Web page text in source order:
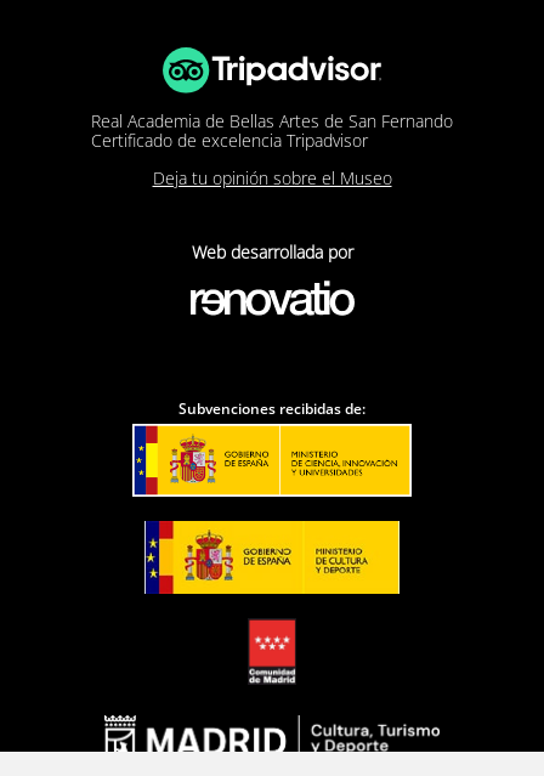
Real Academia de Bellas Artes de San Fernando
Certificado de excelencia Tripadvisor
Deja tu opinión sobre el Museo
Web desarrollada por
Subvenciones recibidas de: